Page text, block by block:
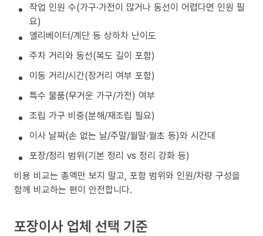
작업 인원 수(가구·가전이 많거나 동선이 어렵다면 인원 필
요)
엘리베이터/계단 등 상하차 난이도
주차 거리와 동선(복도 길이 포함)
이동 거리/시간(장거리 여부 포함)
특수 물품(무거운 가구/가전) 여부
조립 가구 비중(분해/재조립 필요)
이사 날짜(손 없는 날/주말/월말·월초 등)와 시간대
포장/정리 범위(기본 정리 vs 정리 강화 등)
비용 비교는 총액만 보지 말고, 포함 범위와 인원/차량 구성을
함께 비교하는 편이 안전합니다.
포장이사 업체 선택 기준